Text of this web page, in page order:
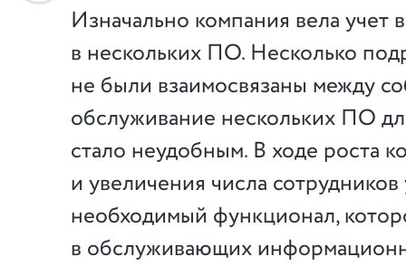
Изначально компания вела учет
в нескольких ПО. Несколько
не были взаимосвязаны между
обслуживание нескольких ПО
стало неудобным. В ходе роста
и увеличения числа
необходимый функционал,
в обслуживающих